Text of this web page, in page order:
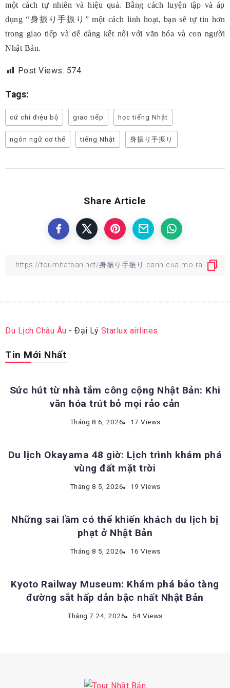
một cách tự nhiên và hiệu quả. Bằng cách luyện tập và áp
dụng “身振り手振り” một cách linh hoạt, bạn sẽ tự tin hơn
trong giao tiếp và dễ dàng kết nối với văn hóa và con người
Nhật Bản.
Post Views: 574
Tags:
cử chỉ điệu bộ giao tiếp học tiếng Nhật
ngôn ngữ cơ thể tiếng Nhật 身振り手振り
Share Article
Du Lịch Châu Âu - Đại Lý Starlux airlines
Tin Mới Nhất
Sức hút từ nhà tắm công cộng Nhật Bản: Khi
văn hóa trút bỏ mọi rảo cản
Tháng 8 6, 2026 17 Views
ĐỊA ĐIỂM DU LỊCH NHẬT BẢN
Du lịch Okayama 48 giờ: Lịch trình khám phá
vùng đất mặt trời
Tháng 8 5, 2026 19 Views
KINH NGHIỆM DU LỊCH NHẬT BẢN
Những sai lầm có thể khiến khách du lịch bị
phạt ở Nhật Bản
Tháng 8 5, 2026 16 Views
ĐỊA ĐIỂM DU LỊCH NHẬT BẢN
Kyoto Railway Museum: Khám phá bảo tàng
đường sắt hấp dẫn bậc nhất Nhật Bản
Tháng 7 24, 2026 54 Views